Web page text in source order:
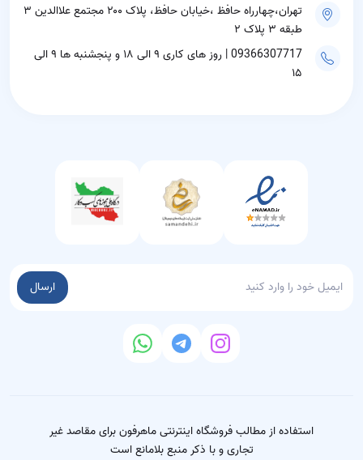
تهران،چهارراه حافظ ،خیابان حافظ، پلاک ۲۰۰ مجتمع علاالدین ۳
طبقه ۳ پلاک ۲
09366307717 | روز های کاری ۹ الی ۱۸ و پنجشنبه ها ۹ الی
۱۵
ارسال
استفاده از مطالب فروشگاه اینترنتی ماهرفون برای مقاصد غیر
تجاری و با ذکر منبع بلامانع است